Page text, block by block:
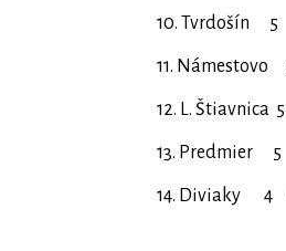
10. Tvrdošín
11.
12. L.
13.
14. Diviaky